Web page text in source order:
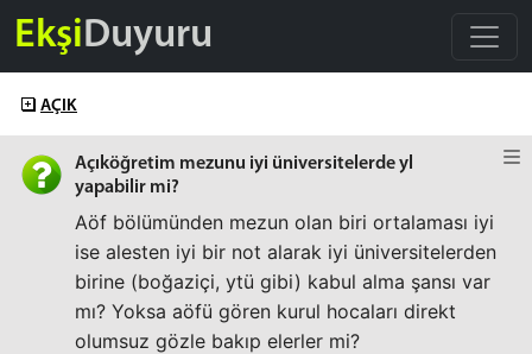
EkşiDuyuru
AÇIK
Açıköğretim mezunu iyi üniversitelerde yl
yapabilir mi?
Aöf bölümünden mezun olan biri ortalaması iyi
ise alesten iyi bir not alarak iyi üniversitelerden
birine (boğaziçi, ytü gibi) kabul alma şansı var
mı? Yoksa aöfü gören kurul hocaları direkt
olumsuz gözle bakıp elerler mi?